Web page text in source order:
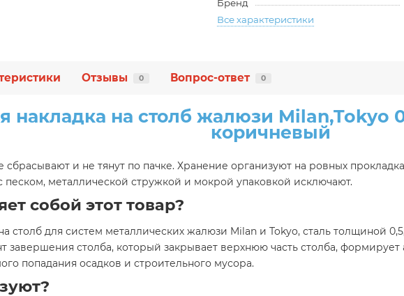
Бренд
Все характеристики
Отзывы 0 Вопрос-ответ 0
накладка на столб жалюзи Milan,Tokyo
коричневый
сбрасывают и не тянут по пачке. Хранение организуют на ровных
песком, металлической стружкой и мокрой упаковкой исключают.
собой этот товар?
столб для систем металлических жалюзи Milan и Tokyo, сталь толщиной
завершения столба, который закрывает верхнюю часть столба,
попадания осадков и строительного мусора.